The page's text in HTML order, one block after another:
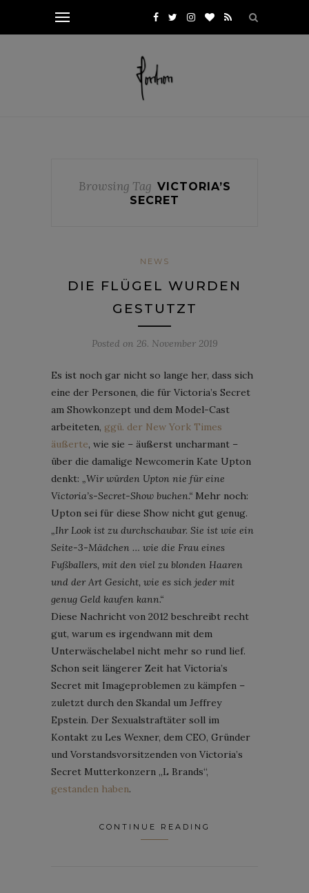
Browsing Tag VICTORIA’S
SECRET
NEWS
DIE FLÜGEL WURDEN
GESTUTZT
Posted on 26. November 2019
Es ist noch gar nicht so lange her, dass sich
eine der Personen, die für Victoria’s Secret
am Showkonzept und dem Model-Cast
arbeiteten, ggü. der New York Times
äußerte, wie sie – äußerst uncharmant –
über die damalige Newcomerin Kate Upton
denkt: „Wir würden Upton nie für eine
Victoria’s-Secret-Show buchen.“ Mehr noch:
Upton sei für diese Show nicht gut genug.
„Ihr Look ist zu durchschaubar. Sie ist wie ein
Seite-3-Mädchen … wie die Frau eines
Fußballers, mit den viel zu blonden Haaren
und der Art Gesicht, wie es sich jeder mit
genug Geld kaufen kann.“
Diese Nachricht von 2012 beschreibt recht
gut, warum es irgendwann mit dem
Unterwäschelabel nicht mehr so rund lief.
Schon seit längerer Zeit hat Victoria’s
Secret mit Imageproblemen zu kämpfen –
zuletzt durch den Skandal um Jeffrey
Epstein. Der Sexualstraftäter soll im
Kontakt zu Les Wexner, dem CEO, Gründer
und Vorstandsvorsitzenden von Victoria’s
Secret Mutterkonzern „L Brands“,
gestanden haben.
CONTINUE READING